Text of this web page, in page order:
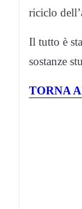
riciclo
Il tutto è
sostanze
TORNA